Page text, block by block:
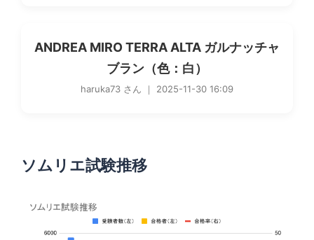
ANDREA MIRO TERRA ALTA ガルナッチャ
ブラン（色：白）
haruka73 さん ｜ 2025-11-30 16:09
ソムリエ試験推移